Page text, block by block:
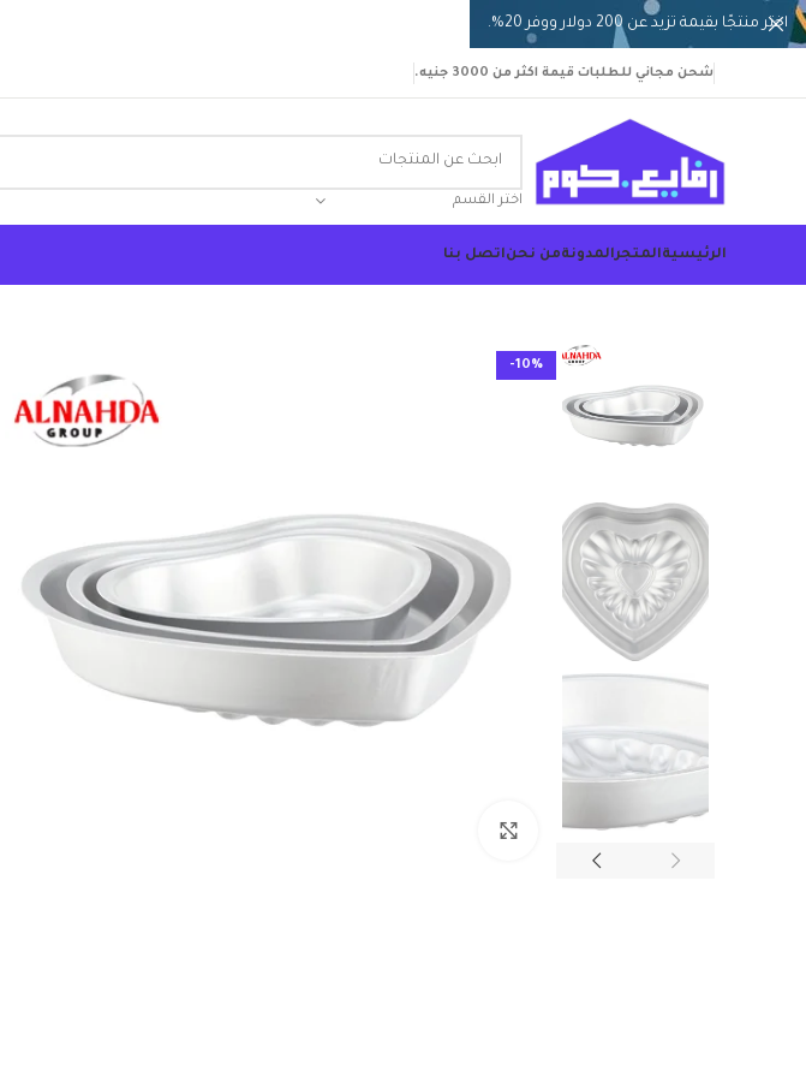
شحن مجاني للطلبات قيمة اكثر من 3000 جنيه.
اختر القسم
الرئيسيةالمتجرالمدونةمن نحناتصل بنا
-10%
اختر منتجًا بقيمة تزيد عن 200 دولار ووفر 20%.